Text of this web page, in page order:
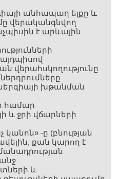
անհապաղ ելքը և
վերականգնվող
է արևային
վերահսկողությունը
խթանման
համար
և ջրի վճարների
-ը (բնության
քան կարող է
և